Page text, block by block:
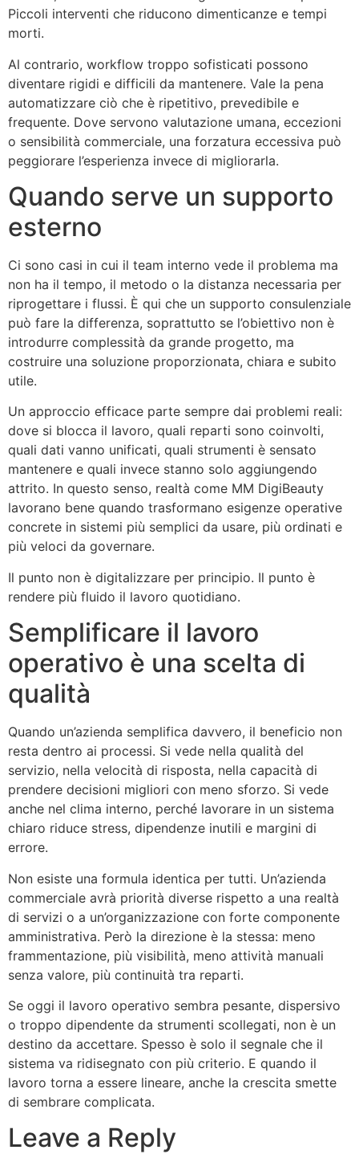
Piccoli interventi che riducono dimenticanze e tempi
morti.
Al contrario, workflow troppo sofisticati possono
diventare rigidi e difficili da mantenere. Vale la pena
automatizzare ciò che è ripetitivo, prevedibile e
frequente. Dove servono valutazione umana, eccezioni
o sensibilità commerciale, una forzatura eccessiva può
peggiorare l’esperienza invece di migliorarla.
Quando serve un supporto
esterno
Ci sono casi in cui il team interno vede il problema ma
non ha il tempo, il metodo o la distanza necessaria per
riprogettare i flussi. È qui che un supporto consulenziale
può fare la differenza, soprattutto se l’obiettivo non è
introdurre complessità da grande progetto, ma
costruire una soluzione proporzionata, chiara e subito
utile.
Un approccio efficace parte sempre dai problemi reali:
dove si blocca il lavoro, quali reparti sono coinvolti,
quali dati vanno unificati, quali strumenti è sensato
mantenere e quali invece stanno solo aggiungendo
attrito. In questo senso, realtà come MM DigiBeauty
lavorano bene quando trasformano esigenze operative
concrete in sistemi più semplici da usare, più ordinati e
più veloci da governare.
Il punto non è digitalizzare per principio. Il punto è
rendere più fluido il lavoro quotidiano.
Semplificare il lavoro
operativo è una scelta di
qualità
Quando un’azienda semplifica davvero, il beneficio non
resta dentro ai processi. Si vede nella qualità del
servizio, nella velocità di risposta, nella capacità di
prendere decisioni migliori con meno sforzo. Si vede
anche nel clima interno, perché lavorare in un sistema
chiaro riduce stress, dipendenze inutili e margini di
errore.
Non esiste una formula identica per tutti. Un’azienda
commerciale avrà priorità diverse rispetto a una realtà
di servizi o a un’organizzazione con forte componente
amministrativa. Però la direzione è la stessa: meno
frammentazione, più visibilità, meno attività manuali
senza valore, più continuità tra reparti.
Se oggi il lavoro operativo sembra pesante, dispersivo
o troppo dipendente da strumenti scollegati, non è un
destino da accettare. Spesso è solo il segnale che il
sistema va ridisegnato con più criterio. E quando il
lavoro torna a essere lineare, anche la crescita smette
di sembrare complicata.
Leave a Reply